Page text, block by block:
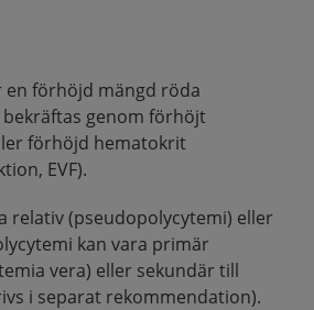
en förhöjd mängd röda
genom förhöjt
förhöjd hematokrit
EVF).
relativ (pseudopolycytemi) eller
kan vara primär
vera) eller sekundär till
i separat rekommendation).